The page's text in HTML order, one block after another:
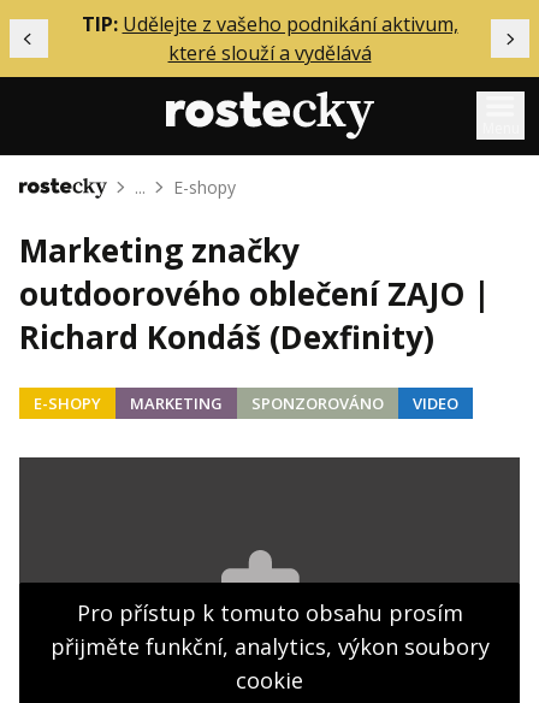
Předchozí
TIP: Udělejte z vašeho podnikání aktivum,
které slouží a vydělává
Mentoring
Podcasty
Solo
Akce
O mně
Obchodní podmínky
Hledaná fráze Hledat
Domů ... E-shopy
Marketing značky
outdoorového oblečení ZAJO |
Richard Kondáš (Dexfinity)
E-SHOPY MARKETING SPONZOROVÁNO VIDEO
Pro přístup k tomuto obsahu prosím
přijměte funkční, analytics, výkon soubory
cookie